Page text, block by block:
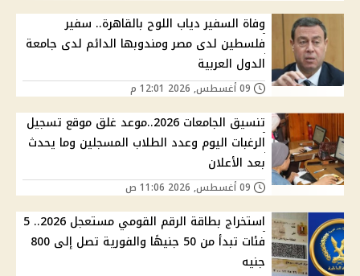
وفاة السفير دياب اللوح بالقاهرة.. سفير
فلسطين لدى مصر ومندوبها الدائم لدى جامعة
الدول العربية
تنسيق الجامعات 2026..موعد غلق موقع تسجيل
الرغبات اليوم وعدد الطلاب المسجلين وما يحدث
بعد الأعلان
استخراج بطاقة الرقم القومي مستعجل 2026.. 5
فئات تبدأ من 50 جنيهًا والفورية تصل إلى 800
جنيه